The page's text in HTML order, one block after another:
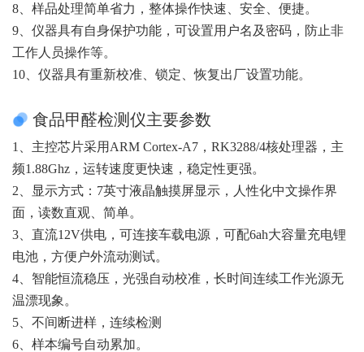
8、样品处理简单省力，整体操作快速、安全、便捷。
9、仪器具有自身保护功能，可设置用户名及密码，防止非
工作人员操作等。
10、仪器具有重新校准、锁定、恢复出厂设置功能。
食品甲醛检测仪主要参数
1、主控芯片采用ARM Cortex-A7，RK3288/4核处理器，主
频1.88Ghz，运转速度更快速，稳定性更强。
2、显示方式：7英寸液晶触摸屏显示，人性化中文操作界
面，读数直观、简单。
3、直流12V供电，可连接车载电源，可配6ah大容量充电锂
电池，方便户外流动测试。
4、智能恒流稳压，光强自动校准，长时间连续工作光源无
温漂现象。
5、不间断进样，连续检测
6、样本编号自动累加。